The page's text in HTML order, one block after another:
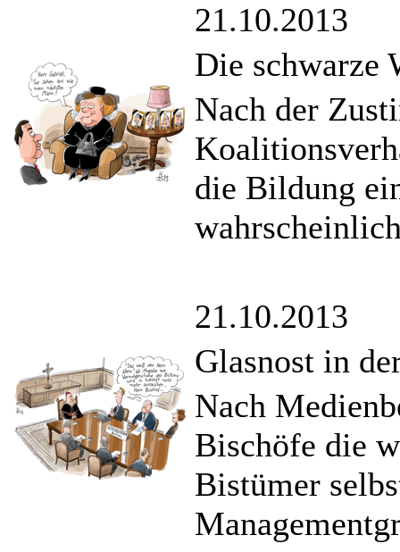
21.10.2013
Die schwarze
Nach der
die Bildung
21.10.2013
Glasnost in
Nach
Bischöfe die
Bistümer